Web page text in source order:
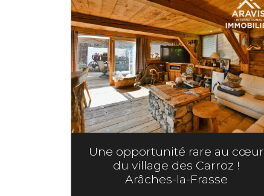
Une opportunité rare au cœur
du village des Carroz !
Arâches-la-Frasse